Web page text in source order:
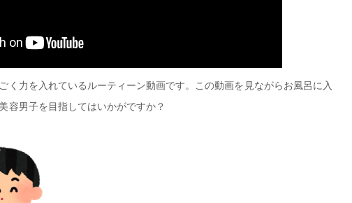
く力を入れているルーティーン動画です。この動画を見ながらお風呂に入
容男子を目指してはいかがですか？